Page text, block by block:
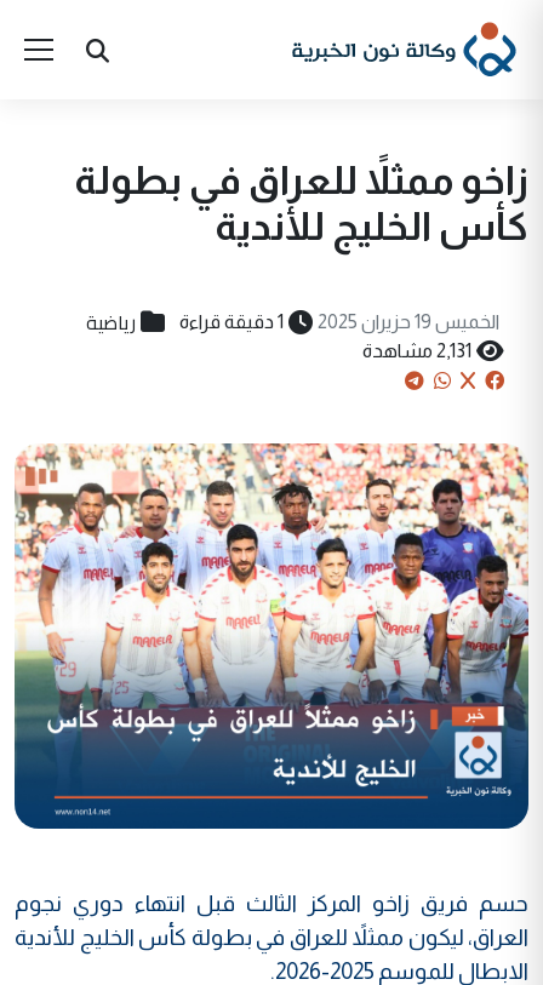
زاخو ممثلاً للعراق في بطولة
كأس الخليج للأندية
الخميس 19 حزيران 2025 1 دقيقة قراءة رياضية
2,131 مشاهدة
حسم فريق زاخو المركز الثالث قبل انتهاء دوري نجوم
العراق، ليكون ممثلاً للعراق في بطولة كأس الخليج للأندية
الابطال للموسم 2025-2026.